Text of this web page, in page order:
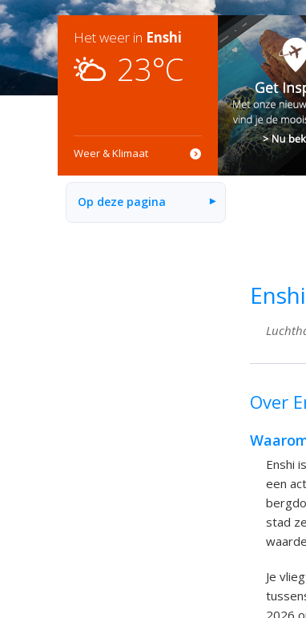
Het weer in Enshi
23°C
Weer & Klimaat
Op deze pagina ▾
Over
Enshi
een
stad
Je